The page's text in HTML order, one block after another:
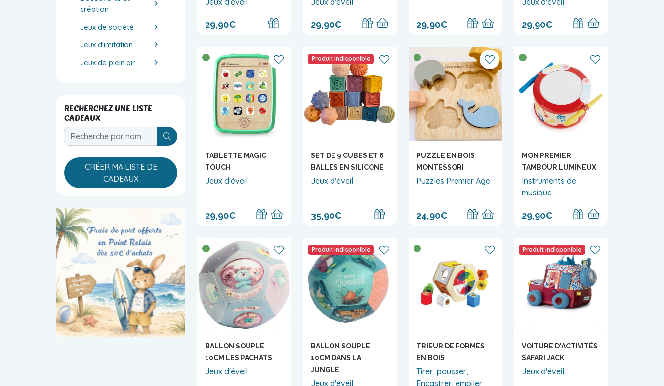
création
Jeux de société
Jeux d'imitation
Jeux de plein air
RECHERCHEZ UNE LISTE
CADEAUX
V_SHOPS_BLOC_SEARCH
CRÉER MA LISTE DE
CADEAUX
29,90€ 29,90€ 29,90€ 29,90€
TABLETTE MAGIC
TOUCH
Jeux d'éveil
29,90€
Produit indisponible
SET DE 9 CUBES ET 6
BALLES EN SILICONE
Jeux d'éveil
35,90€
PUZZLE EN BOIS
MONTESSORI
Puzzles Premier Age
24,90€
MON PREMIER
TAMBOUR LUMINEUX
Instruments de
musique
29,90€
BALLON SOUPLE
10CM LES PACHATS
Jeux d'éveil
Produit indisponible
BALLON SOUPLE
10CM DANS LA
JUNGLE
Jeux d'éveil
TRIEUR DE FORMES
EN BOIS
Tirer, pousser,
Encastrer, empiler
Produit indisponible
VOITURE D'ACTIVITÉS
SAFARI JACK
Jeux d'éveil